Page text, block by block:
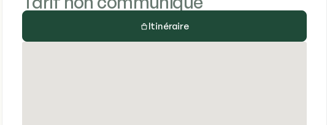
Itinéraire